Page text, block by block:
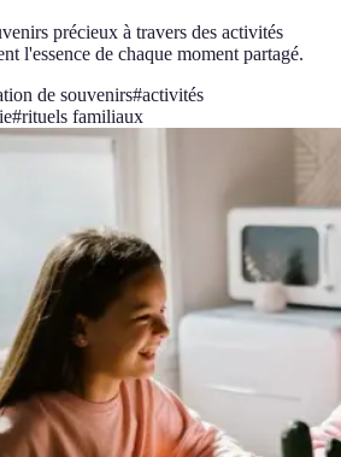
précieux à travers des activités
l'essence de chaque moment partagé.
de souvenirs#activités
#rituels familiaux